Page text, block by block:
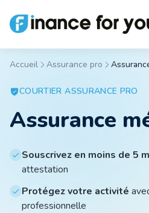
Emprunteur
Auto
Accueil Assurance pro
COURTIERASSURANCE PRO
Assurance
Souscrivez en moins de 5
attestation
Protégez votre activité
professionnelle